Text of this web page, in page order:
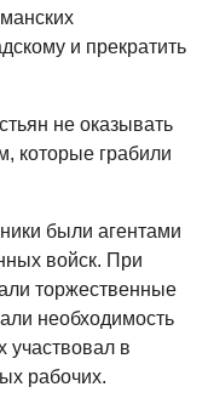
и прекратить
не оказывать
которые грабили
были агентами
войск. При
торжественные
необходимость
участвовал в
рабочих.